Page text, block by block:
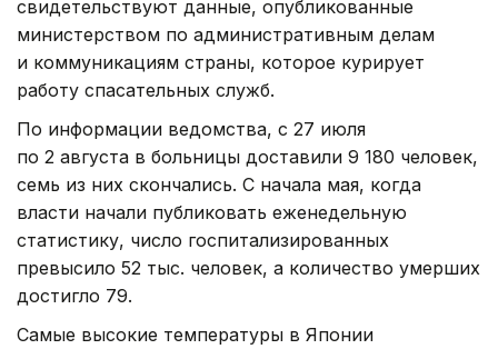
свидетельствуют данные, опубликованные
министерством по административным делам
и коммуникациям страны, которое курирует
работу спасательных служб.
По информации ведомства, с 27 июля
по 2 августа в больницы доставили 9 180 человек,
семь из них скончались. С начала мая, когда
власти начали публиковать еженедельную
статистику, число госпитализированных
превысило 52 тыс. человек, а количество умерших
достигло 79.
Самые высокие температуры в Японии